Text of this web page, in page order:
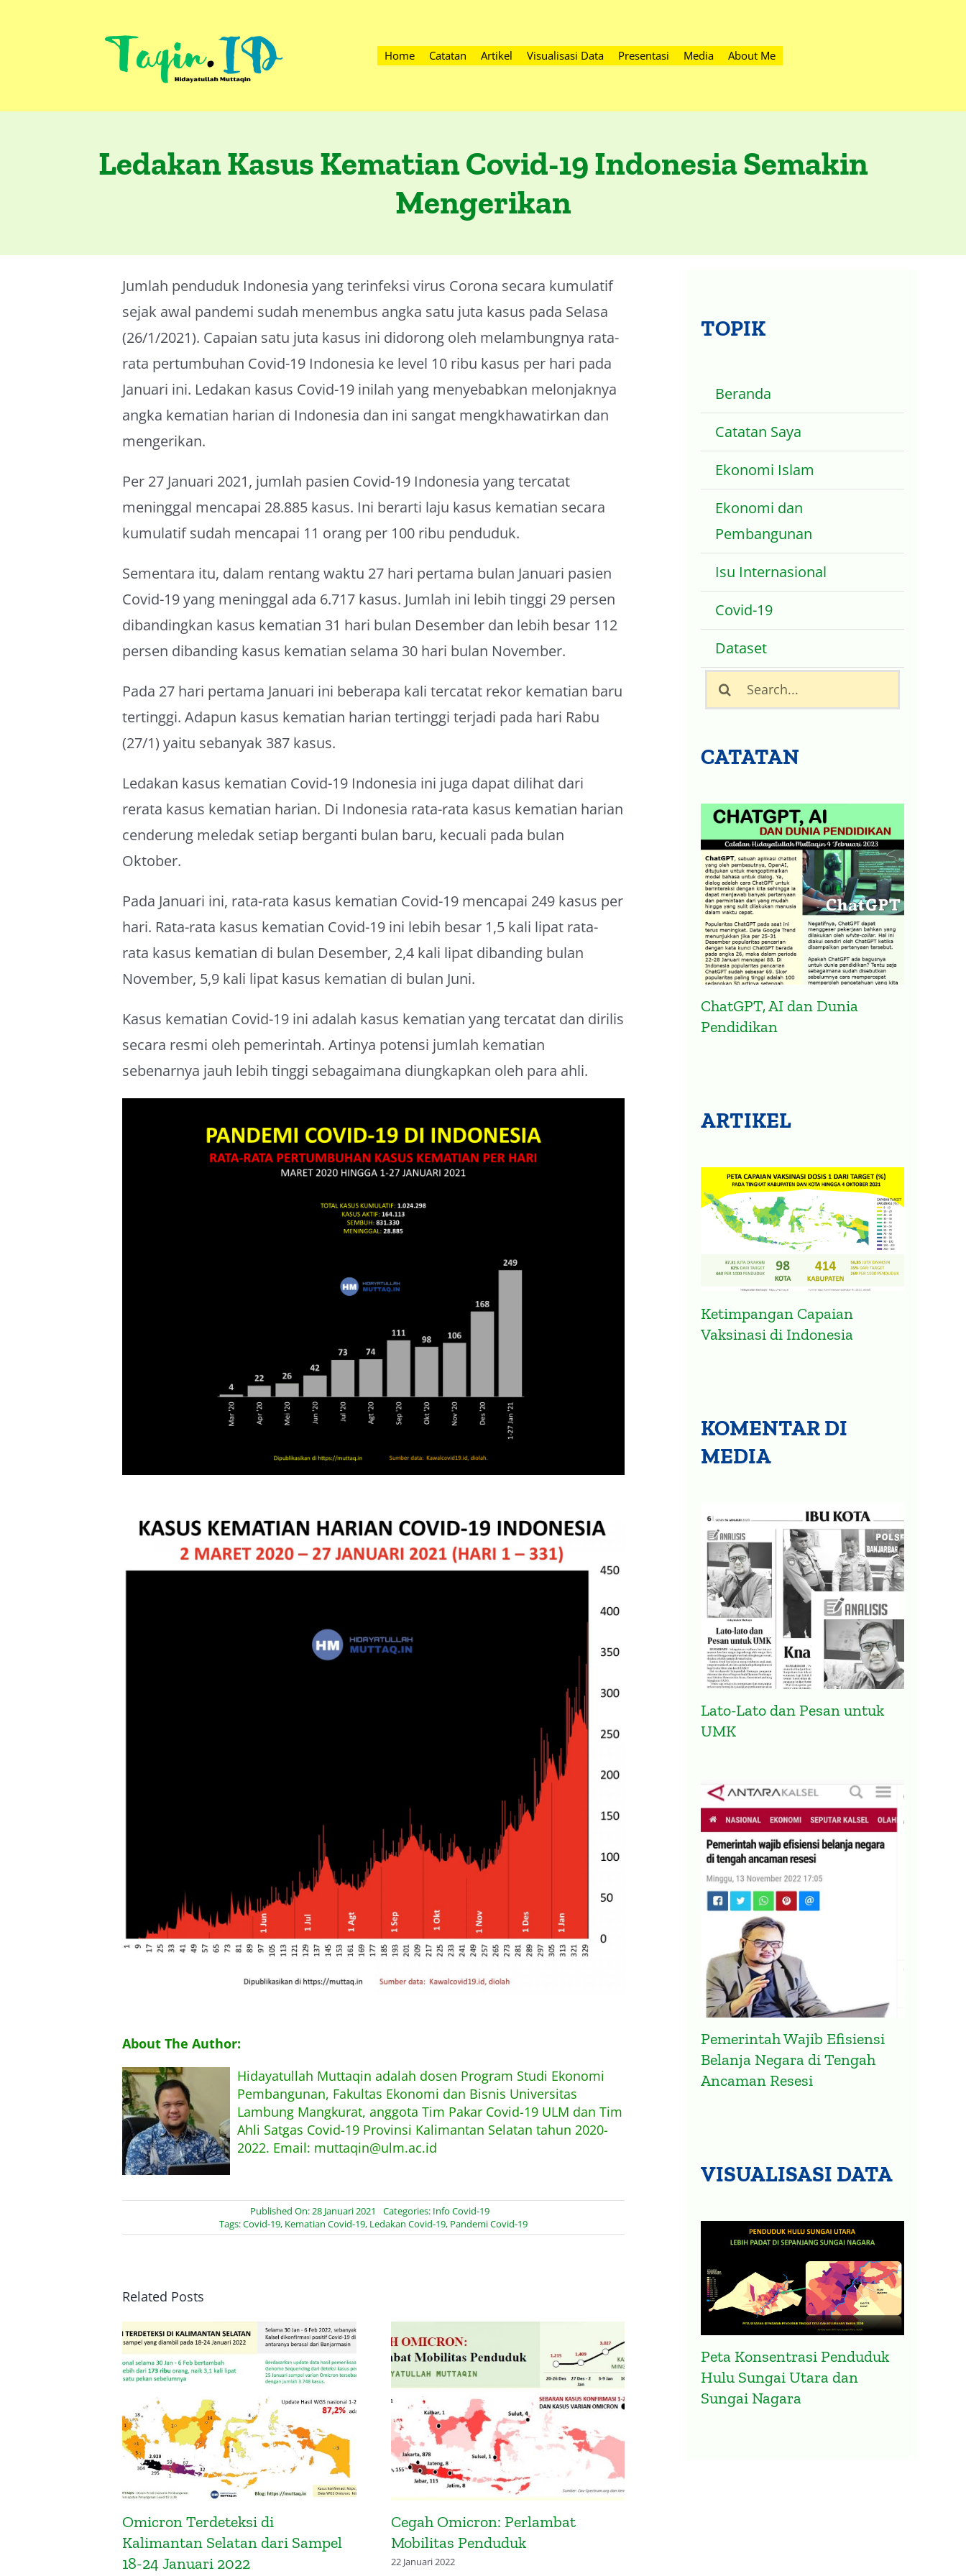
Home Catatan Artikel Visualisasi Data Presentasi Media About Me
Ledakan Kasus Kematian Covid-19 Indonesia Semakin
Mengerikan
Jumlah penduduk Indonesia yang terinfeksi virus Corona secara kumulatif
sejak awal pandemi sudah menembus angka satu juta kasus pada Selasa
(26/1/2021). Capaian satu juta kasus ini didorong oleh melambungnya rata-
rata pertumbuhan Covid-19 Indonesia ke level 10 ribu kasus per hari pada
Januari ini. Ledakan kasus Covid-19 inilah yang menyebabkan melonjaknya
angka kematian harian di Indonesia dan ini sangat mengkhawatirkan dan
mengerikan.
Per 27 Januari 2021, jumlah pasien Covid-19 Indonesia yang tercatat
meninggal mencapai 28.885 kasus. Ini berarti laju kasus kematian secara
kumulatif sudah mencapai 11 orang per 100 ribu penduduk.
Sementara itu, dalam rentang waktu 27 hari pertama bulan Januari pasien
Covid-19 yang meninggal ada 6.717 kasus. Jumlah ini lebih tinggi 29 persen
dibandingkan kasus kematian 31 hari bulan Desember dan lebih besar 112
persen dibanding kasus kematian selama 30 hari bulan November.
Pada 27 hari pertama Januari ini beberapa kali tercatat rekor kematian baru
tertinggi. Adapun kasus kematian harian tertinggi terjadi pada hari Rabu
(27/1) yaitu sebanyak 387 kasus.
Ledakan kasus kematian Covid-19 Indonesia ini juga dapat dilihat dari
rerata kasus kematian harian. Di Indonesia rata-rata kasus kematian harian
cenderung meledak setiap berganti bulan baru, kecuali pada bulan
Oktober.
Pada Januari ini, rata-rata kasus kematian Covid-19 mencapai 249 kasus per
hari. Rata-rata kasus kematian Covid-19 ini lebih besar 1,5 kali lipat rata-
rata kasus kematian di bulan Desember, 2,4 kali lipat dibanding bulan
November, 5,9 kali lipat kasus kematian di bulan Juni.
Kasus kematian Covid-19 ini adalah kasus kematian yang tercatat dan dirilis
secara resmi oleh pemerintah. Artinya potensi jumlah kematian
sebenarnya jauh lebih tinggi sebagaimana diungkapkan oleh para ahli.
About The Author:
Hidayatullah Muttaqin adalah dosen Program Studi Ekonomi
Pembangunan, Fakultas Ekonomi dan Bisnis Universitas
Lambung Mangkurat, anggota Tim Pakar Covid-19 ULM dan Tim
Ahli Satgas Covid-19 Provinsi Kalimantan Selatan tahun 2020-
2022. Email: muttaqin@ulm.ac.id
Published On: 28 Januari 2021 Categories: Info Covid-19
Tags:Covid-19, Kematian Covid-19, Ledakan Covid-19, Pandemi Covid-19
Related Posts
Selatan dari Sampel
Cegah Omicron: Perlambat
Mobilitas Penduduk
22 Januari 2022
Mitigasi Potensi Penyebaran
Varian Omicron
TOPIK
Beranda
Catatan Saya
Ekonomi Islam
Ekonomi dan
Pembangunan
Isu Internasional
Covid-19
Dataset
Search
for:
CATATAN
ChatGPT, AI dan Dunia
Pendidikan
ARTIKEL
Ketimpangan Capaian
Vaksinasi di Indonesia
KOMENTAR DI
MEDIA
Lato-Lato dan Pesan untuk
UMK
Pemerintah Wajib Efisiensi
Belanja Negara di Tengah
Ancaman Resesi
VISUALISASI DATA
Peta Konsentrasi Penduduk
Hulu Sungai Utara dan
Sungai Nagara